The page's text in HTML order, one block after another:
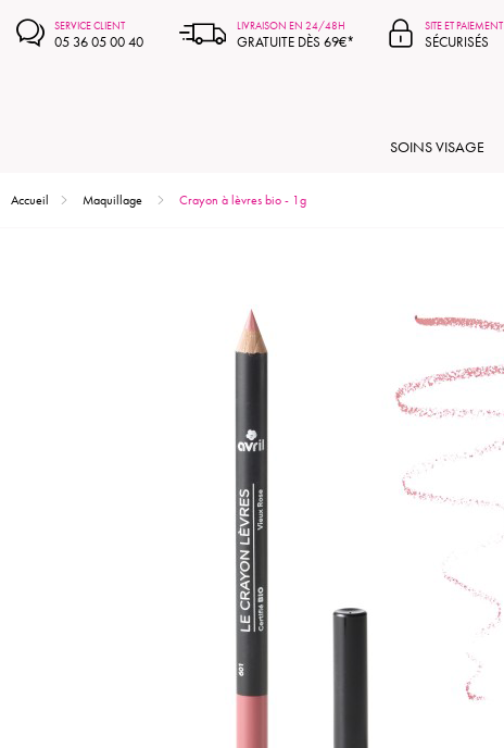
SERVICE CLIENT
05 36 05 00 40
LIVRAISON EN 24/48H
GRATUITE DÈS 69€*
SITE ET PAIEMENT
SÉCURISÉS
SOINS VISAGE
Accueil Maquillage Crayon à lèvres bio - 1g